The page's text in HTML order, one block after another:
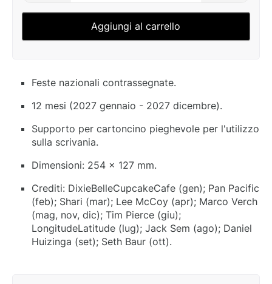
Aggiungi al carrello
Feste nazionali contrassegnate.
12 mesi (2027 gennaio - 2027 dicembre).
Supporto per cartoncino pieghevole per l'utilizzo
sulla scrivania.
Dimensioni: 254 x 127 mm.
Crediti: DixieBelleCupcakeCafe (gen); Pan Pacific
(feb); Shari (mar); Lee McCoy (apr); Marco Verch
(mag, nov, dic); Tim Pierce (giu);
LongitudeLatitude (lug); Jack Sem (ago); Daniel
Huizinga (set); Seth Baur (ott).